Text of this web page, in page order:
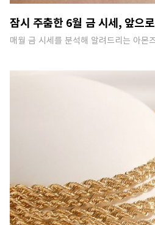
잠시 주춤한 6월 금 시세, 앞으
매월 금 시세를 분석해 알려드리는 아몬